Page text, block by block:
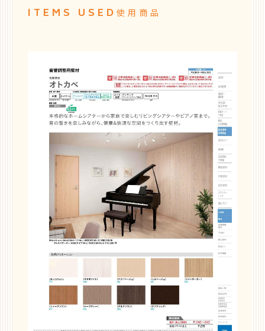
ITEMS USED使用商品